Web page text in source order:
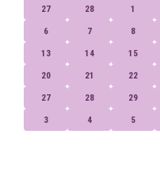
27 28 1
6 7 8
13 14 15
20 21 22
27 28 29
3 4 5